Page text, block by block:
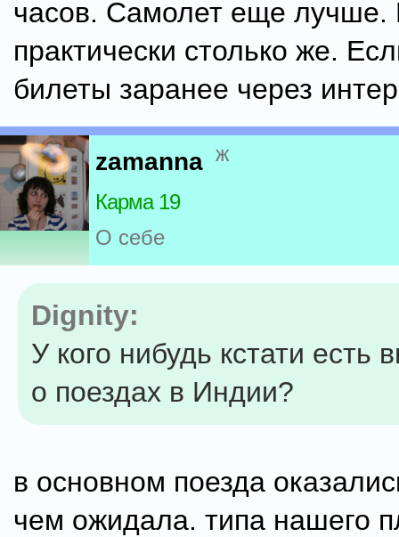
часов. Самолет еще лучше.
практически столько же.
билеты заранее через
zamanna ж
Карма 19
О себе
Dignity:
У кого нибудь кстати есть
о поездах в Индии?
в основном поезда
чем ожидала. типа нашего